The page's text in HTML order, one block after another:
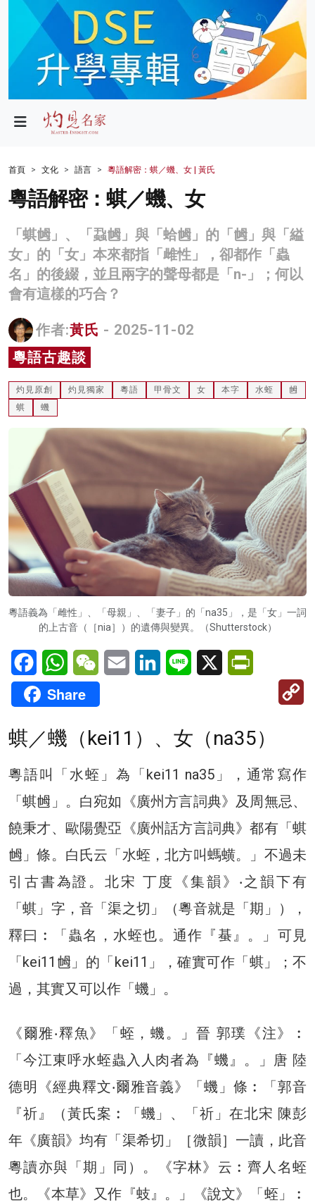
政局
財經
生活
商業
科技
名家榜
灼見活動
關於我們
首頁 文化 語言 粵語解密：蜞／蟣、女 | 黃氏
粵語解密：蜞／蟣、女
「蜞乸」、「蝨乸」與「蛤乸」的「乸」與「縊
女」的「女」本來都指「雌性」，卻都作「蟲
名」的後綴，並且兩字的聲母都是「n-」；何以
會有這樣的巧合？
作者:黃氏 - 2025-11-02
粵語古趣談
灼見原創 灼見獨家 粵語 甲骨文 女 本字 水蛭
乸
蜞
蟣
粵語義為「雌性」、「母親」、「妻子」的「na35」，是「女」一詞
的上古音（［nia］）的遺傳與變異。（Shutterstock）
FacebookWhatsAppWeChatEmail LinkedInLine X
Share
蜞／蟣（kei11）、女（na35）
粵語叫「水蛭」為「kei11 na35」，通常寫作
「蜞乸」。白宛如《廣州方言詞典》及周無忌、
饒秉才、歐陽覺亞《廣州話方言詞典》都有「蜞
乸」條。白氏云「水蛭，北方叫螞蟥。」不過未
引古書為證。北宋 丁度《集韻》‧之韻下有
「蜞」字，音「渠之切」（粵音就是「期」），
釋曰︰「蟲名，水蛭也。通作『蜝』。」可見
「kei11乸」的「kei11」，確實可作「蜞」；不
過，其實又可以作「蟣」。
《爾雅‧釋魚》「蛭，蟣。」晉 郭璞《注》︰
「今江東呼水蛭蟲入人肉者為『蟣』。」唐 陸
德明《經典釋文‧爾雅音義》「蟣」條︰「郭音
『祈』（黃氏案︰「蟣」、「祈」在北宋 陳彭
年《廣韻》均有「渠希切」［微韻］一讀，此音
粵讀亦與「期」同）。《字林》云︰齊人名蛭
也。《本草》又作『蚑』。」《說文》「蛭」︰